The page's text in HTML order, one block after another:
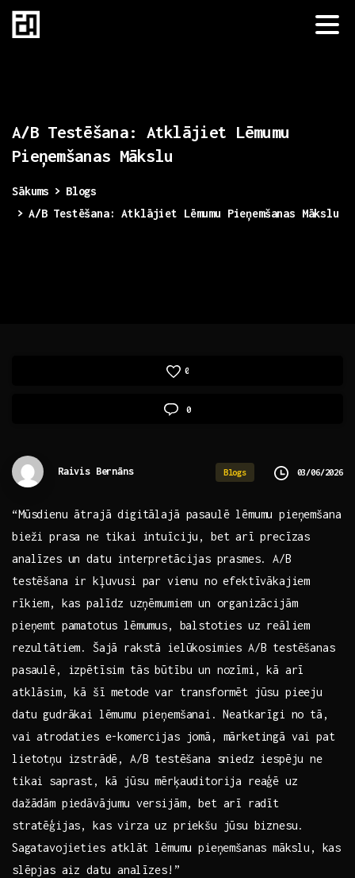
A/B Testēšana: Atklājiet Lēmumu
Pieņemšanas Mākslu
Sākums
Blogs
A/B Testēšana: Atklājiet Lēmumu Pieņemšanas Mākslu
0
0
Raivis Bernāns Blogs 03/06/2026
“Mūsdienu‍ ātrajā digitālajā pasaulē ‌lēmumu pieņemšana
bieži ​prasa ne​ tikai intuīciju, bet arī⁤ precīzas
analīzes un datu interpretācijas ⁤prasmes. A/B
testēšana ir kļuvusi par ⁢vienu‍ no efektīvākajiem
rīkiem, kas⁤ palīdz uzņēmumiem un organizācijām
pieņemt pamatotus lēmumus, ⁣balstoties uz reāliem
rezultātiem. Šajā ​rakstā ielūkosimies A/B testēšanas
pasaulē, izpētīsim tās būtību un nozīmi, ⁢kā arī
atklāsim, kā šī metode ‌var transformēt‍ jūsu pieeju
datu gudrākai lēmumu ‌pieņemšanai.⁤ Neatkarīgi no tā,
vai atrodaties e-komercijas jomā, mārketingā vai pat
lietotņu izstrādē,‍ A/B ⁢testēšana sniedz iespēju ne
tikai‌ saprast, kā jūsu ‍mērķauditorija reaģē uz
dažādām piedāvājumu versijām, bet arī ⁤radīt
stratēģijas, kas virza uz‌ priekšu jūsu ⁢biznesu.
⁤Sagatavojieties‌ atklāt lēmumu pieņemšanas ⁣mākslu,⁢ kas
slēpjas⁣ aiz datu⁤ analīzes!”